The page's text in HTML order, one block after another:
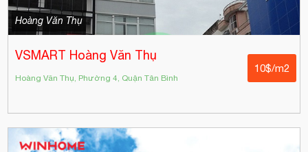
Hoàng Văn Thụ
VSMART Hoàng Văn Thụ
Hoàng Văn Thụ, Phường 4, Quận Tân Bình
10$/m2